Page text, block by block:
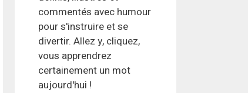
commentés avec humour
pour s'instruire et se
divertir. Allez y, cliquez,
vous apprendrez
certainement un mot
aujourd'hui !